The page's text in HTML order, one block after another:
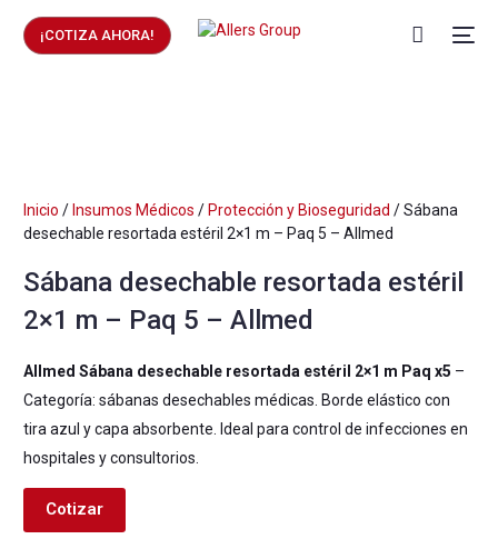
¡COTIZA AHORA!
Inicio / Insumos Médicos / Protección y Bioseguridad / Sábana
desechable resortada estéril 2×1 m – Paq 5 – Allmed
Sábana desechable resortada estéril
2×1 m – Paq 5 – Allmed
Allmed Sábana desechable resortada estéril 2×1 m Paq x5 –
Categoría: sábanas desechables médicas. Borde elástico con
tira azul y capa absorbente. Ideal para control de infecciones en
hospitales y consultorios.
Cotizar